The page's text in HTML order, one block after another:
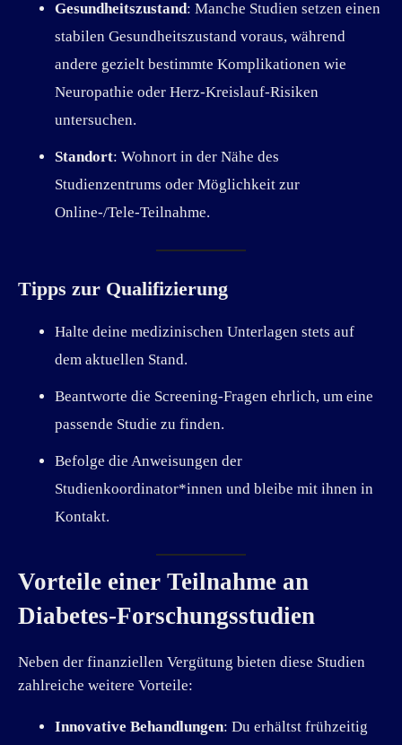
Gesundheitszustand: Manche Studien setzen einen
stabilen Gesundheitszustand voraus, während
andere gezielt bestimmte Komplikationen wie
Neuropathie oder Herz-Kreislauf-Risiken
untersuchen.
Standort: Wohnort in der Nähe des
Studienzentrums oder Möglichkeit zur
Online-/Tele-Teilnahme.
Tipps zur Qualifizierung
Halte deine medizinischen Unterlagen stets auf
dem aktuellen Stand.
Beantworte die Screening-Fragen ehrlich, um eine
passende Studie zu finden.
Befolge die Anweisungen der
Studienkoordinator*innen und bleibe mit ihnen in
Kontakt.
Vorteile einer Teilnahme an
Diabetes-Forschungsstudien
Neben der finanziellen Vergütung bieten diese Studien
zahlreiche weitere Vorteile:
Innovative Behandlungen: Du erhältst frühzeitig